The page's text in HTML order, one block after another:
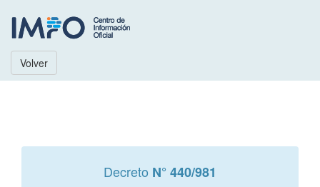
Volver
Decreto N° 440/981